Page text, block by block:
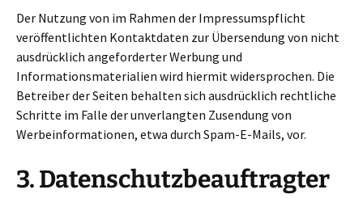
Der Nutzung von im Rahmen der Impressumspflicht
veröffentlichten Kontaktdaten zur Übersendung von nicht
ausdrücklich angeforderter Werbung und
Informationsmaterialien wird hiermit widersprochen. Die
Betreiber der Seiten behalten sich ausdrücklich rechtliche
Schritte im Falle der unverlangten Zusendung von
Werbeinformationen, etwa durch Spam-E-Mails, vor.
3. Datenschutzbeauftragter